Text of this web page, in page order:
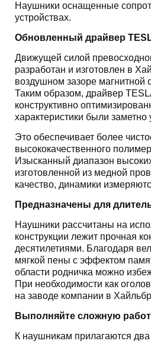
Наушники оснащенные
устройствах.
Обновленный драйвер
Движущей силой
разработан и изготовлен в
воздушном зазоре магнитной
Таким образом, драйвер
конструктивно
характеристики были
Это обеспечивает более
высококачественного
Изысканный диапазон
изготовленной из медной
качество, динамики
Предназначены для
Наушники рассчитаны на
конструкции лежит прочная
десятилетиями. Благодаря
мягкой пены с эффектом
области родничка можно
При необходимости как
на заводе компании в
Выполняйте сложную
К наушникам прилагаются